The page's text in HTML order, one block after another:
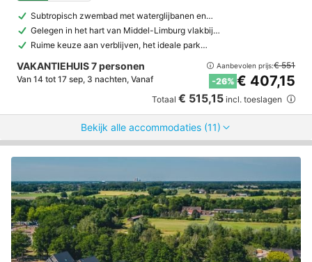
Subtropisch zwembad met waterglijbanen en…
Gelegen in het hart van Middel-Limburg vlakbij…
Ruime keuze aan verblijven, het ideale park…
VAKANTIEHUIS 7 personen
Van 14 tot 17 sep, 3 nachten, Vanaf
Aanbevolen prijs:€ 551
-26% € 407,15
Totaal € 515,15 incl. toeslagen
Bekijk alle accommodaties (11)